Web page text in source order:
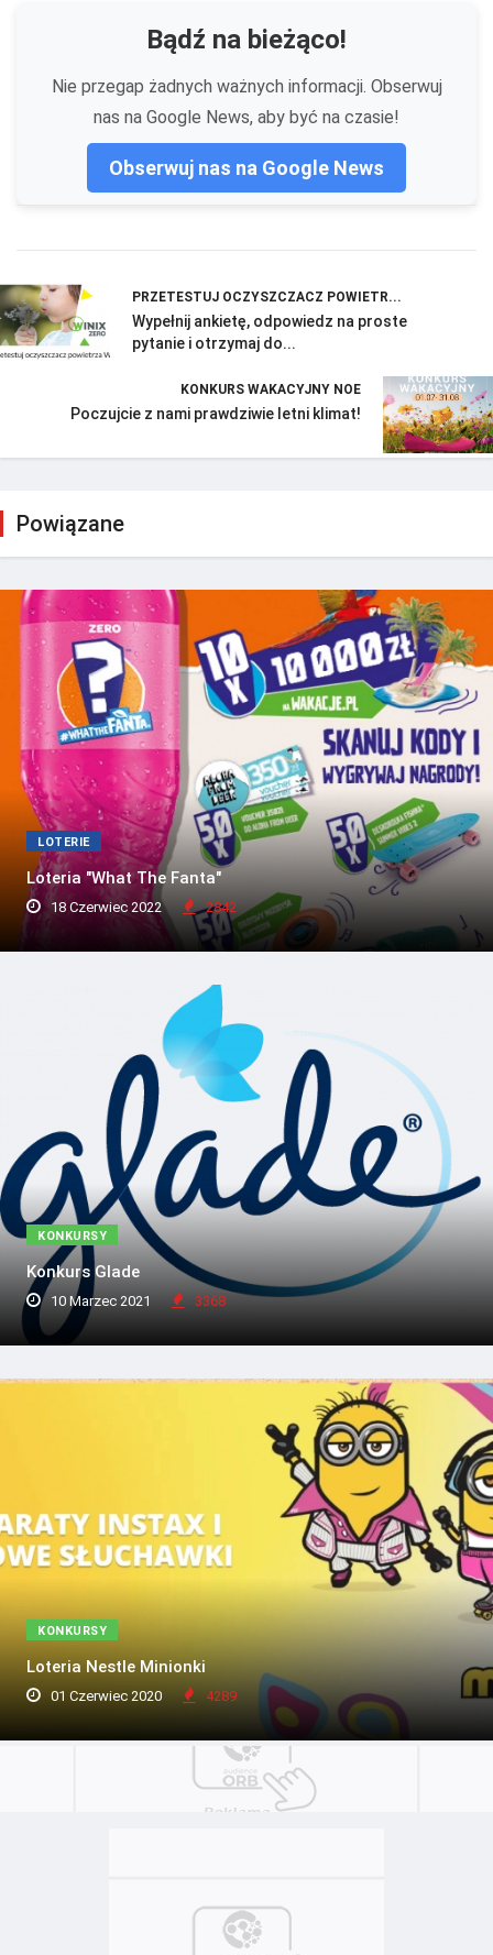
Bądź na bieżąco!
Nie przegap żadnych ważnych informacji. Obserwuj
nas na Google News, aby być na czasie!
Obserwuj nas na Google News
PRZETESTUJ OCZYSZCZACZ POWIETR...
Wypełnij ankietę, odpowiedz na proste
pytanie i otrzymaj do...
KONKURS WAKACYJNY NOE
Poczujcie z nami prawdziwie letni klimat!
Powiązane
LOTERIE
Loteria "What The Fanta"
18 Czerwiec 2022 2842
KONKURSY
Konkurs Glade
10 Marzec 2021 3368
KONKURSY
Loteria Nestle Minionki
01 Czerwiec 2020 4289